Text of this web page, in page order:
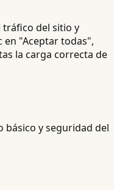
tráfico del sitio y
en "Aceptar todas",
la carga correcta de
básico y seguridad del